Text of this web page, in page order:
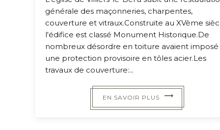
générale des maçonneries, charpentes,
couverture et vitraux.Construite au XVème
l'édifice est classé Monument Historique.De
nombreux désordre en toiture avaient imposé
une protection provisoire en tôles acier.Les
travaux de couverture:...
EN SAVOIR PLUS